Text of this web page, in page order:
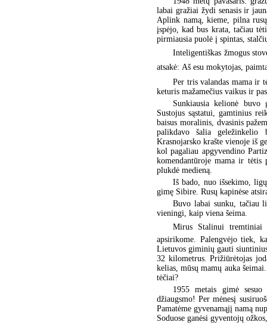
labai gražiai žydi senasis ir
Aplink namą, kieme, pilna
įspėjo, kad bus krata, tačiau
pirmiausia puolė į spintas,
Inteligentiškas žmogus
atsakė: Aš esu mokytojas,
Per tris valandas mama ir
keturis mažamečius vaikus ir
Sunkiausia kelionė
Sustojus sąstatui, gamtinius
baisus moralinis, dvasinis
palikdavo šalia
Krasnojarsko krašte vienoje iš
kol pagaliau apgyvendino
komendantūroje mama ir tėtis
plukdė medieną.
Iš bado, nuo išsekimo,
gimę Sibire. Rusų kapinėse
Buvo labai sunku, tačiau
vieningi, kaip viena šeima.
Mirus Stalinui tremtiniai
apsirikome. Palengvėjo tiek,
Lietuvos giminių gauti
32 kilometrus. Prižiūrėtojas
kelias, mūsų mamų auka
tėčiai?
1955 metais gimė
džiaugsmo! Per mėnesį
Pamatėme gyvenamąjį namą
Soduose ganėsi gyventojų